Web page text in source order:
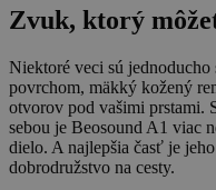
Zvuk, ktorý
Niektoré veci sú
povrchom, mäkký kožený
otvorov pod vašimi prstami.
sebou je Beosound A1 viac
dielo. A najlepšia časť je
dobrodružstvo na cesty.